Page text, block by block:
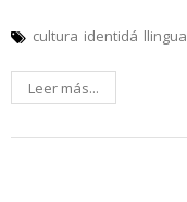
cultura identidá llingua
Leer más...